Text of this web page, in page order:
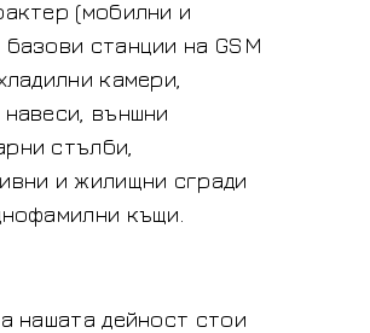
(мобилни и
станции на GSM
камери,
външни
стълби,
и жилищни сгради
къщи.
нашата дейност стои